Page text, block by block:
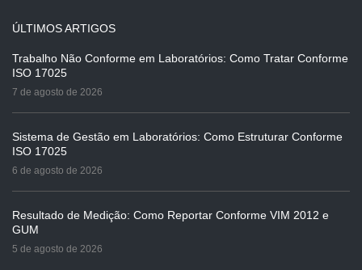
ÚLTIMOS ARTIGOS
Trabalho Não Conforme em Laboratórios: Como Tratar Conforme
ISO 17025
7 de agosto de 2026
Sistema de Gestão em Laboratórios: Como Estruturar Conforme
ISO 17025
6 de agosto de 2026
Resultado de Medição: Como Reportar Conforme VIM 2012 e
GUM
5 de agosto de 2026